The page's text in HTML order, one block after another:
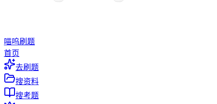
喵呜刷题
首页
去刷题
搜资料
搜考题